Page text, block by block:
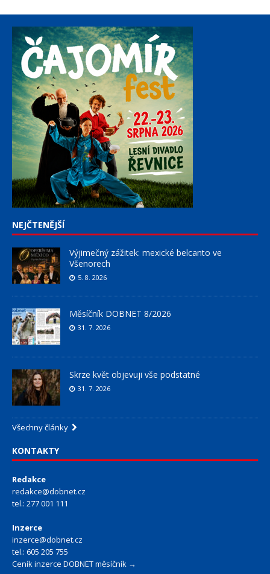
NEJČTENĚJŠÍ
Výjimečný zážitek: mexické belcanto ve
Všenorech
5. 8. 2026
Měsíčník DOBNET 8/2026
31. 7. 2026
Skrze květ objevuji vše podstatné
31. 7. 2026
Všechny články
KONTAKTY
Redakce
redakce@dobnet.cz
tel.: 277 001 111
Inzerce
inzerce@dobnet.cz
tel.: 605 205 755
Ceník inzerce DOBNET měsíčník →